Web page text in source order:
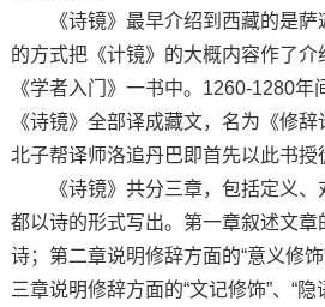
《诗镜》最早介绍到西藏的是萨
的方式把《计镜》的大概内容作了介
《学者入门》一书中。1260-1280年
《诗镜》全部译成藏文，名为《修
北子帮译师洛追丹巴即首先以此书授
《诗镜》共分三章，包括定义、
都以诗的形式写出。第一章叙述文
诗；第二章说明修辞方面的“意义修
三章说明修辞方面的“文记修饰”、“隐